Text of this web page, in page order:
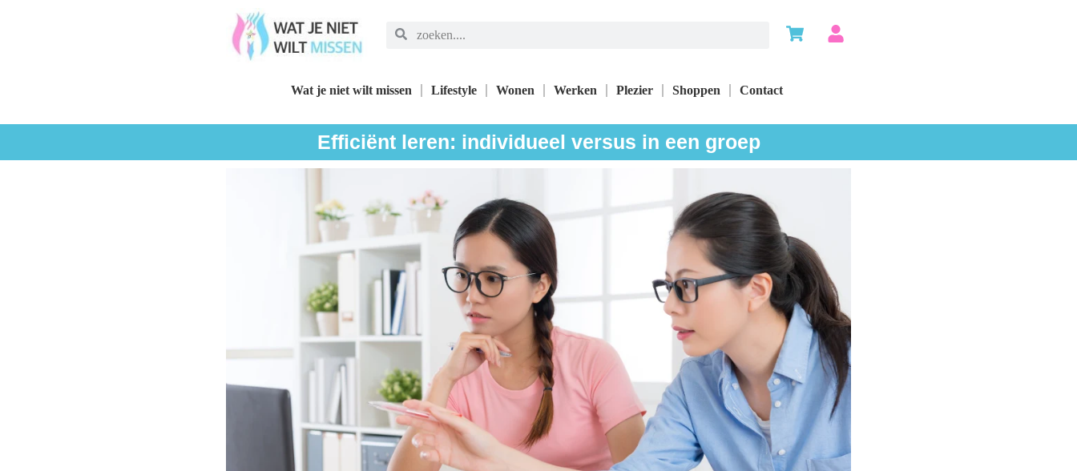
Wat je niet wilt missen Lifestyle Wonen Werken Plezier Shoppen Contact
Efficiënt leren: individueel versus in een groep